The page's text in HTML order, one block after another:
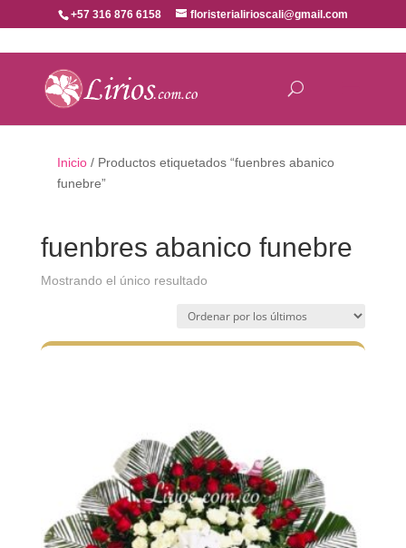
+57 316 876 6158 floristerialirioscali@gmail.com
Inicio/ Productos etiquetados “fuenbres abanico
funebre”
fuenbres abanico funebre
Mostrando el único resultado